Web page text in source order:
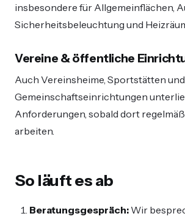
insbesondere für Allgemeinflächen,
Sicherheitsbeleuchtung und
Vereine & öffentliche
Auch Vereinsheime, Sportstätten
Gemeinschaftseinrichtungen
Anforderungen, sobald dort
arbeiten.
So läuft es ab
Beratungsgespräch: Wir